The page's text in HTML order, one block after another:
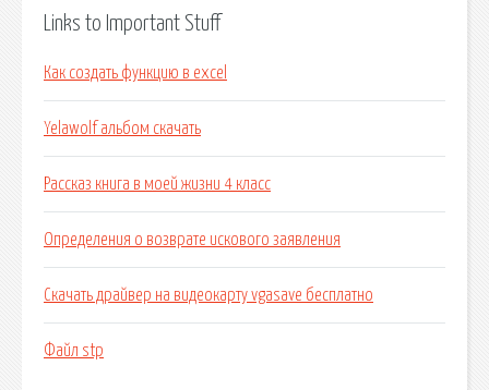
Links to Important Stuff
Как создать функцию в excel
Yelawolf альбом скачать
Рассказ книга в моей жизни 4 класс
Определения о возврате искового заявления
Скачать драйвер на видеокарту vgasave бесплатно
Файл stp